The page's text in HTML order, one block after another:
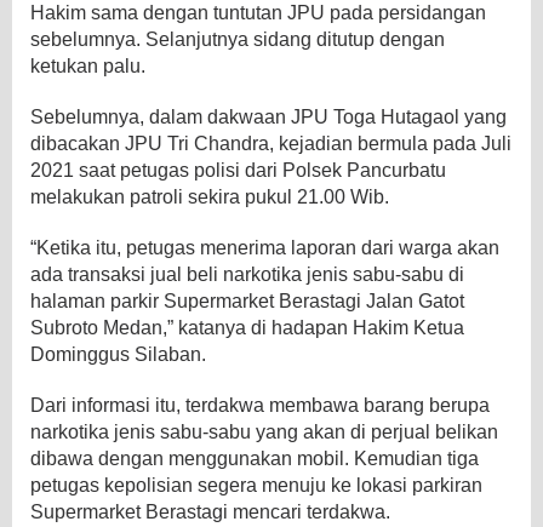
Hakim sama dengan tuntutan JPU pada persidangan
sebelumnya. Selanjutnya sidang ditutup dengan
ketukan palu.
Sebelumnya, dalam dakwaan JPU Toga Hutagaol yang
dibacakan JPU Tri Chandra, kejadian bermula pada Juli
2021 saat petugas polisi dari Polsek Pancurbatu
melakukan patroli sekira pukul 21.00 Wib.
“Ketika itu, petugas menerima laporan dari warga akan
ada transaksi jual beli narkotika jenis sabu-sabu di
halaman parkir Supermarket Berastagi Jalan Gatot
Subroto Medan,” katanya di hadapan Hakim Ketua
Dominggus Silaban.
Dari informasi itu, terdakwa membawa barang berupa
narkotika jenis sabu-sabu yang akan di perjual belikan
dibawa dengan menggunakan mobil. Kemudian tiga
petugas kepolisian segera menuju ke lokasi parkiran
Supermarket Berastagi mencari terdakwa.